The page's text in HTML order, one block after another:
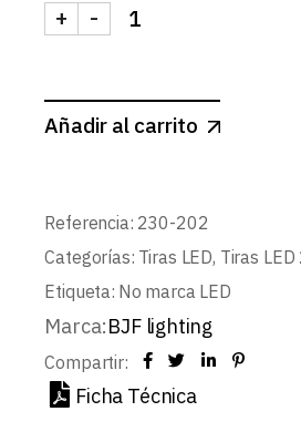
TIRA 230V PRO 17W/m
-
+
Añadir al carrito
Referencia: 230-202
Categorías: Tiras LED, Tiras
Etiqueta: No marca LED
Marca:BJF lighting
Compartir:
Ficha Técnica